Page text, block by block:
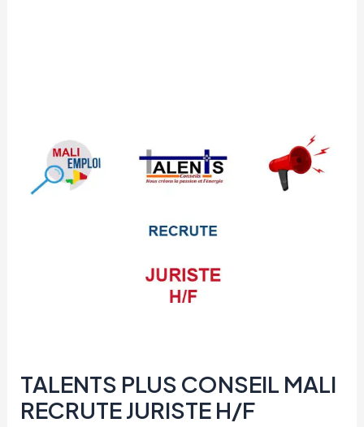
TALENTS PLUS CONSEIL MALI
RECRUTE JURISTE H/F